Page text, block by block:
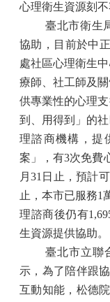
心理衛生資源刻不
臺北市衛生
協助，目前於中
處社區心理衛生
療師、社工師及
供專業性的心理
到、用得到」的
理諮商機構，提
案」，有3次免費
月31 日止，預計
止，本市已服務1
理諮商後仍有
生資源提供協助。
臺北市立聯
示，為了陪伴跟
互動知能，松德